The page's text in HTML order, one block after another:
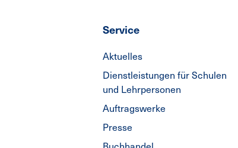
Service
Aktuelles
Dienstleistungen für Schulen
und Lehrpersonen
Auftragswerke
Presse